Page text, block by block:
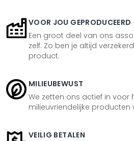
VOOR JOU GEPRODUCEERD
Een groot deel van ons
zelf. Zo ben je altijd
product.
MILIEUBEWUST
We zetten ons actief in voor
milieuvriendelijke producten
VEILIG BETALEN